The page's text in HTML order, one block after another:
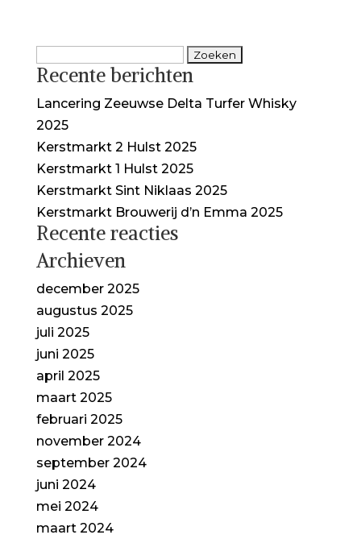
naar:
Recente berichten
Lancering Zeeuwse Delta Turfer Whisky
2025
Kerstmarkt 2 Hulst 2025
Kerstmarkt 1 Hulst 2025
Kerstmarkt Sint Niklaas 2025
Kerstmarkt Brouwerij d’n Emma 2025
Recente reacties
Archieven
december 2025
augustus 2025
juli 2025
juni 2025
april 2025
maart 2025
februari 2025
november 2024
september 2024
juni 2024
mei 2024
maart 2024